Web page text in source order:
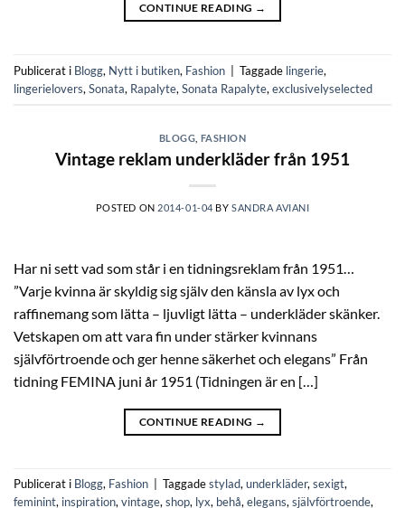
CONTINUE READING →
Publicerat i Blogg, Nytt i butiken, Fashion Taggade lingerie,
lingerielovers, Sonata, Rapalyte, Sonata Rapalyte, exclusivelyselected
BLOGG FASHION
Vintage reklam underkläder från 1951
POSTED ON 2014-01-04 BYSANDRA AVIANI
Har ni sett vad som står i en tidningsreklam från 1951…
”Varje kvinna är skyldig sig själv den känsla av lyx och
raffinemang som lätta – ljuvligt lätta – underkläder skänker.
Vetskapen om att vara fin under stärker kvinnans
självförtroende och ger henne säkerhet och elegans” Från
tidning FEMINA juni år 1951 (Tidningen är en […]
CONTINUE READING →
Publicerat i Blogg, Fashion Taggadestylad,underkläder,sexigt,
feminint, inspiration,vintage,shop, lyx, behå,elegans,självförtroende,